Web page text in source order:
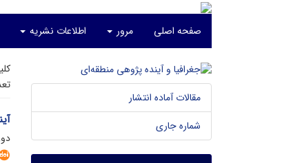
صفحه اصلی مرور اطلاعات نشریه
دوره 4، شماره
مقالات آماده انتشار
شماره جاری